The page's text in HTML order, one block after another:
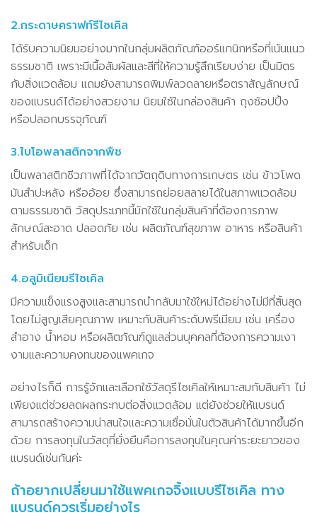
2.กระดาษคราฟท์รีไซเคิล
ได้รับความนิยมอย่างมากในกลุ่มผลิตภัณฑ์ออร์แกนิกหรือที่เน้นแนว
ธรรมชาติ เพราะมีเนื้อสัมผัสและสีที่ให้ความรู้สึกเรียบง่าย เป็นมิตร
กับสิ่งแวดล้อม แถมยังสามารถพิมพ์ลวดลายหรือตราสัญลักษณ์
ของแบรนด์ได้อย่างสวยงาม นิยมใช้ในกล่องสินค้า ถุงช้อปปิ้ง
หรือปลอกบรรจุภัณฑ์
3.ไบโอพลาสติกจากพืช
เป็นพลาสติกชีวภาพที่ได้จากวัตถุดิบทางการเกษตร เช่น ข้าวโพด
มันสำปะหลัง หรืออ้อย ซึ่งสามารถย่อยสลายได้ในสภาพแวดล้อม
ตามธรรมชาติ วัสดุประเภทนี้มักใช้ในกลุ่มสินค้าที่ต้องการภาพ
ลักษณ์สะอาด ปลอดภัย เช่น ผลิตภัณฑ์สุขภาพ อาหาร หรือสินค้า
สำหรับเด็ก
4.อลูมิเนียมรีไซเคิล
มีความแข็งแรงสูงและสามารถนำกลับมาใช้ใหม่ได้อย่างไม่มีที่สิ้นสุด
โดยไม่สูญเสียคุณภาพ เหมาะกับสินค้าระดับพรีเมียม เช่น เครื่อง
สำอาง น้ำหอม หรือผลิตภัณฑ์ดูแลส่วนบุคคลที่ต้องการความเงา
งามและความคงทนของแพคเกจ
อย่างไรก็ดี การรู้จักและเลือกใช้วัสดุรีไซเคิลให้เหมาะสมกับสินค้า ไม่
เพียงแต่ช่วยลดผลกระทบต่อสิ่งแวดล้อม แต่ยังช่วยให้แบรนด์
สามารถสร้างความน่าสนใจและความเชื่อมั่นในตัวสินค้าได้มากขึ้นอีก
ด้วย การลงทุนในวัสดุที่ยั่งยืนคือการลงทุนในคุณค่าระยะยาวของ
แบรนด์เช่นกันค่ะ
ถ้าอยากเปลี่ยนมาใช้แพคเกจจิ้งแบบรีไซเคิล ทาง
แบรนด์ควรเริ่มอย่างไร